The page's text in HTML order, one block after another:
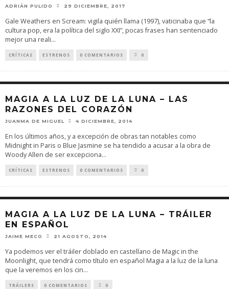
ADRIÁN PULIDO 29 DICIEMBRE, 2017
Gale Weathers en Scream: vigila quién llama (1997), vaticinaba que “la
cultura pop, era la política del siglo XXI”, pocas frases han sentenciado
mejor una reali...
CRÍTICAS ESTRENOS 0 COMENTARIOS 0
MAGIA A LA LUZ DE LA LUNA – LAS
RAZONES DEL CORAZÓN
JUANMA DE MIGUEL 4 DICIEMBRE, 2014
En los últimos años, y a excepción de obras tan notables como
Midnight in Paris o Blue Jasmine se ha tendido a acusar a la obra de
Woody Allen de ser excepciona...
CRÍTICAS ESTRENOS 0 COMENTARIOS 0
MAGIA A LA LUZ DE LA LUNA – TRÁILER
EN ESPAÑOL
JAIME MECO 21 AGOSTO, 2014
Ya podemos ver el tráiler doblado en castellano de Magic in the
Moonlight, que tendrá como título en español Magia a la luz de la luna
que la veremos en los cin...
TRÁILERS 0 COMENTARIOS 0